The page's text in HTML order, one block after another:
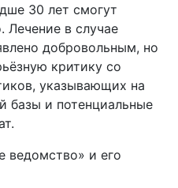
30 лет смогут
Лечение в случае
добровольным, но
критику со
указывающих на
базы и потенциальные
ведомство» и его